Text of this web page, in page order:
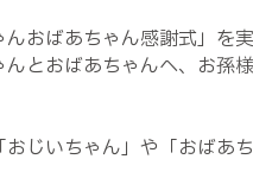
おばあちゃん感謝式」を実
とおばあちゃんへ、お
じいちゃん」や「おばあ